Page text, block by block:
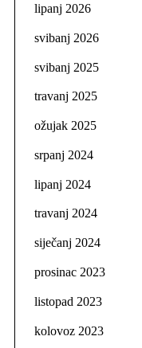
lipanj 2026
svibanj 2026
svibanj 2025
travanj 2025
ožujak 2025
srpanj 2024
lipanj 2024
travanj 2024
siječanj 2024
prosinac 2023
listopad 2023
kolovoz 2023